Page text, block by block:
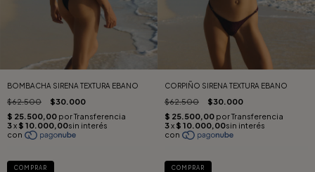
BOMBACHA SIRENA TEXTURA EBANO
$62.500 $30.000
COMPRAR
CORPIÑO SIRENA TEXTURA EBANO
$62.500 $30.000
COMPRAR